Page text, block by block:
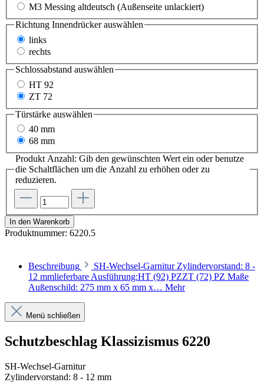
M3 Messing altdeutsch (Außenseite unlackiert)
Richtung Innendrückerauswählen
links
rechts
Schlossabstand auswählen
HT 92
ZT 72
Türstärke auswählen
40 mm
68 mm
Produkt Anzahl: Gib den gewünschten Wert ein oder benutze
die Schaltflächen um die Anzahl zu erhöhen oder zu
reduzieren.
In den Warenkorb
Produktnummer: 6220.5
Beschreibung
SH-Wechsel-Garnitur Zylindervorstand: 8 -
12 mmlieferbare Ausführung:HT (92) PZZT (72) PZ Maße
Außenschild: 275 mm x 65 mm x… Mehr
Menü schließen
Schutzbeschlag Klassizismus 6220
SH-Wechsel-Garnitur
Zylindervorstand: 8 - 12 mm